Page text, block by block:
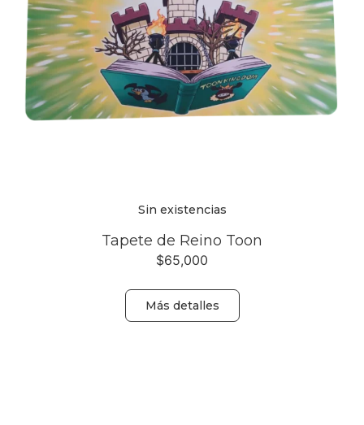
Sin existencias
Tapete de Reino Toon
$65,000
Más detalles